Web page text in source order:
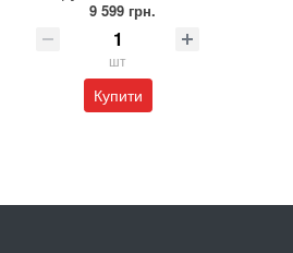
9 599 грн.
шт
Купити